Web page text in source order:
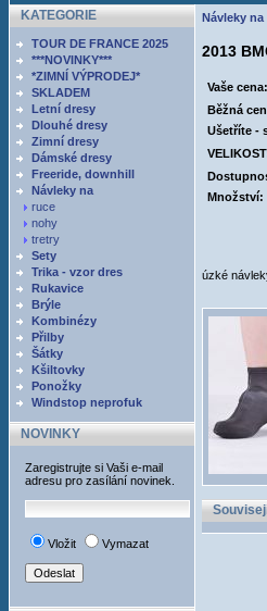
KATEGORIE
TOUR DE FRANCE 2025
***NOVINKY***
*ZIMNÍ VÝPRODEJ*
SKLADEM
Letní dresy
Dlouhé dresy
Zimní dresy
Dámské dresy
Freeride, downhill
Návleky na
ruce
nohy
tretry
Sety
Trika - vzor dres
Rukavice
Brýle
Kombinézy
Přilby
Šátky
Kšiltovky
Ponožky
Windstop neprofuk
NOVINKY
Zaregistrujte si Vaši e-mail
adresu pro zasílání novinek.
Vložit Vymazat
Návleky na
2013
Vaše cena:
Běžná
Ušetříte -
Množství:
úzké